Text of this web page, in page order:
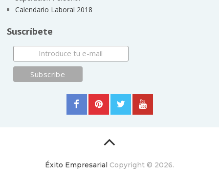
Calendario Laboral 2018
Suscríbete
Éxito Empresarial Copyright © 2026.